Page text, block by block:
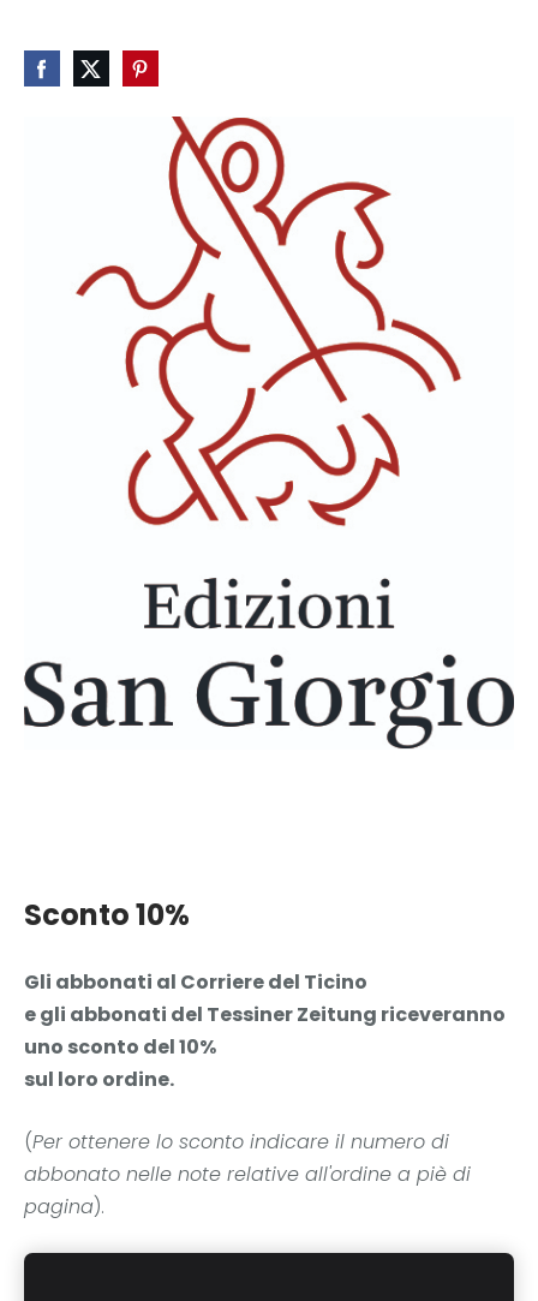
Sconto 10%
Gli abbonati al Corriere del Ticino
e gli abbonati del Tessiner Zeitung riceveranno
uno sconto del 10%
sul loro ordine.
(Per ottenere lo sconto indicare il numero di
abbonato nelle note relative all'ordine a piè di
pagina).
Per qualsiasi informazione non esitate a contattarci